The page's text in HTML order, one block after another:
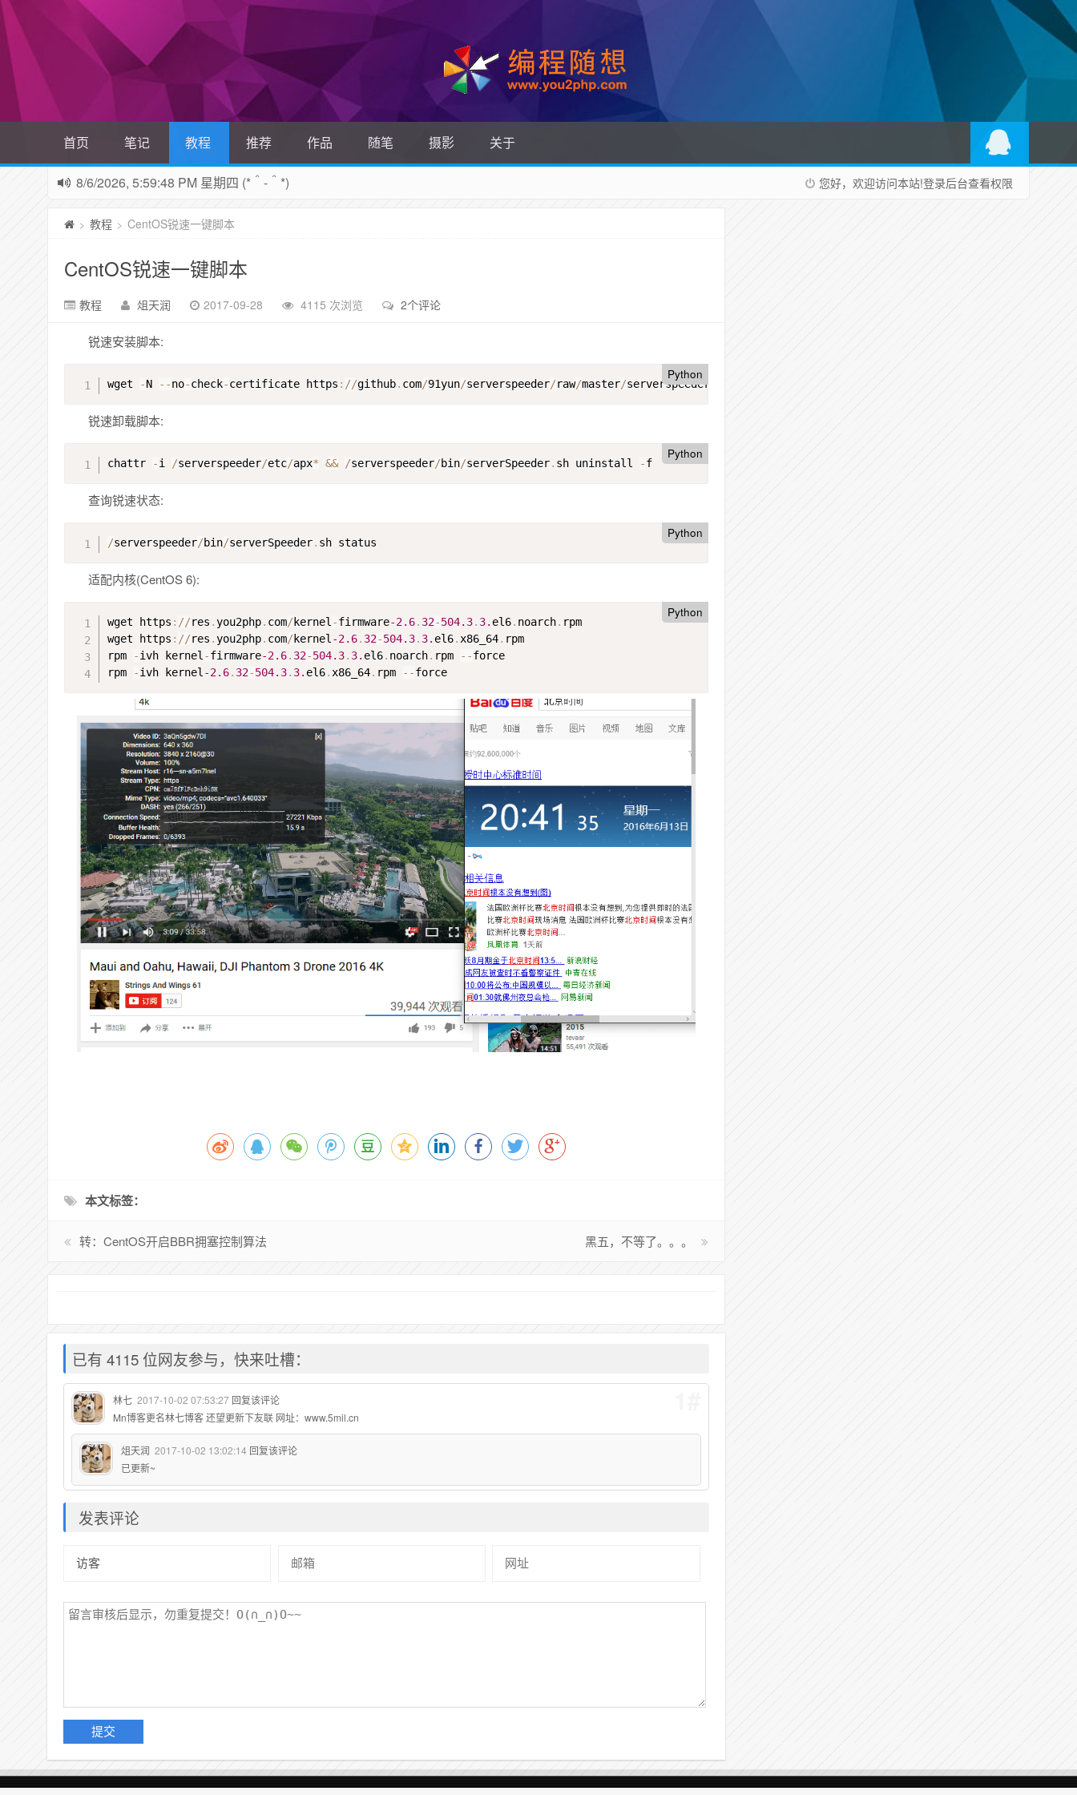
首页 笔记 教程 推荐 作品 随笔 摄影 关于
您好，欢迎访问本站!登录后台查看权限
8/6/2026, 5:59:49 PM 星期四 (*＾-＾*)
> 教程 > CentOS锐速一键脚本
CentOS锐速一键脚本
教程 俎天润 2017-09-28 4115 次浏览 2个评论
锐速安装脚本:
Python
wget -N - -no-check-certificate https : //github. com/91yun/serverspeeder/raw/master/serverspeeder
锐速卸载脚本:
Python
chattr -i /serverspeeder/etc/apx* && /serverspeeder/bin/serverSpeeder. sh uninstall -f
查询锐速状态:
Python
/serverspeeder/bin/serverSpeeder. sh status
适配内核(CentOS 6):
Python
wget https : //res .you2php. com/kernel -firmware-2.6. 32-504.3. 3. el6. noarch. rpm
wget https : //res .you2php. com/kernel -2.6. 32-504.3. 3. el6. x86_64. rpm
rpm
-ivh kernel -firmware-2.6. 32-504.3. 3. el6. noarch. rpm - -force
rpm
-ivh kernel -2.6. 32-504.3. 3. el6. x86_64. rpm - -force
本文标签：
转：CentOS开启BBR拥塞控制算法 黑五，不等了。。。
已有 4115 位网友参与，快来吐槽：
林七 2017-10-02 07:53:27 回复该评论
Mn博客更名林七博客 还望更新下友联 网址：www.5mil.cn
俎天润 2017-10-02 13:02:14 回复该评论
已更新~
发表评论